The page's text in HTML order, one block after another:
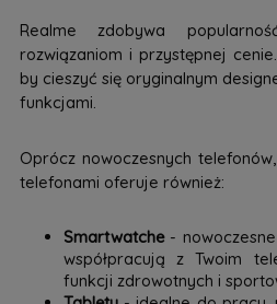
Realme zdobywa
rozwiązaniom i przystępnej
by cieszyć się oryginalnym
funkcjami.
Oprócz nowoczesnych
telefonami oferuje również:
Smartwatche-
współpracują z Twoim
funkcji zdrowotnych i